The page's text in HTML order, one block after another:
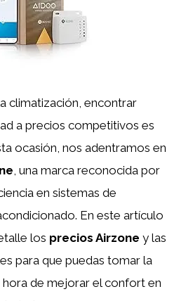
climatización, encontrar
a precios competitivos es
ocasión, nos adentramos en
, una marca reconocida por
en sistemas de
En este artículo
los precios Airzone y las
para que puedas tomar la
de mejorar el confort en